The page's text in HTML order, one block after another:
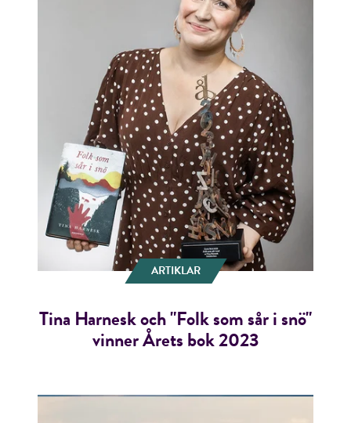
ARTIKLAR
Tina Harnesk och "Folk som sår i snö"
vinner Årets bok 2023